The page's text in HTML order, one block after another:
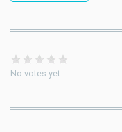
No votes yet